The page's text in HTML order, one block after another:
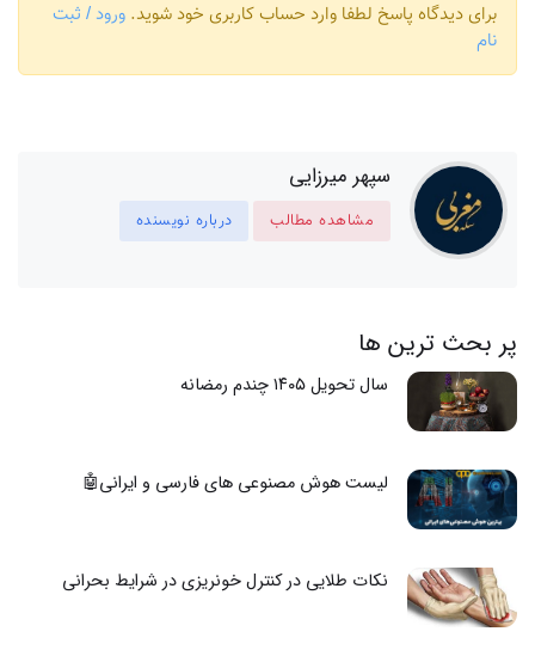
برای دیدگاه پاسخ لطفا وارد حساب کاربری خود شوید. ورود / ثبت
نام
سپهر میرزایی
مشاهده مطالب درباره نویسنده
پر بحث ترین ها
سال تحویل ۱۴۰۵ چندم رمضانه
لیست هوش مصنوعی های فارسی و ایرانی🤖
نکات طلایی در کنترل خونریزی در شرایط بحرانی